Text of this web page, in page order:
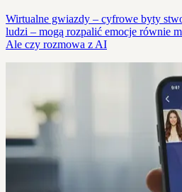
Wirtualne gwiazdy – cyfrowe byty
ludzi – mogą rozpalić emocje równie
Ale czy rozmowa z AI